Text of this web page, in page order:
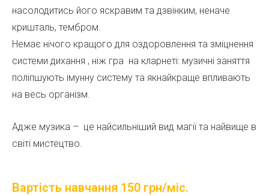
насолодитись його яскравим та дзвінким, неначе
кришталь, тембром.
Немає нічого кращого для оздоровлення та зміцнення
системи дихання , ніж гра на кларнеті: музичні заняття
поліпшують імунну систему та якнайкраще впливають
на весь організм.
Адже музика – це найсильніший вид магії та найвище в
світі мистецтво.
Вартість навчання 150 грн/міс.